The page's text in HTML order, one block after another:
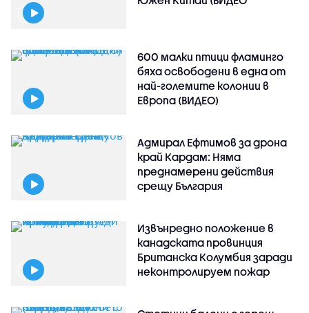
600 малки птици фламинго
бяха освободени в една от
най-големите колонии в
Европа (ВИДЕО)
Адмирал Ефтимов за дрона
край Кардам: Няма
преднамерени действия
срещу България
Извънредно положение в
канадската провинция
Британска Колумбия заради
неконтролируем пожар